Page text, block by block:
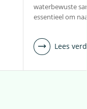
waterbewuste
essentieel om
Lees